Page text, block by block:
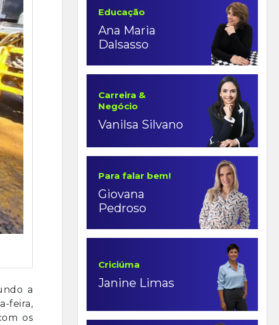
a
feira,
os
Educação
Ana Maria
Dalsasso
Carreira &
Negócio
Vanilsa Silvano
Para falar bem!
Giovana
Pedroso
Criciúma
Janine Limas